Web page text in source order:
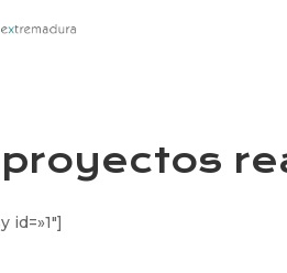
id=»1″]